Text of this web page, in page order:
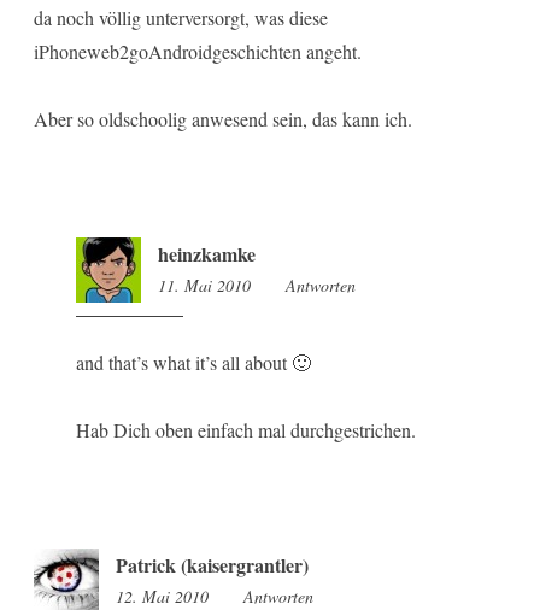
da noch völlig unterversorgt, was diese
iPhoneweb2goAndroidgeschichten angeht.
Aber so oldschoolig anwesend sein, das kann ich.
heinzkamke
11. Mai 2010 18:33
Antworten
and that’s what it’s all about 🙂
Hab Dich oben einfach mal durchgestrichen.
Patrick (kaisergrantler)
12. Mai 2010 22:49
Antworten